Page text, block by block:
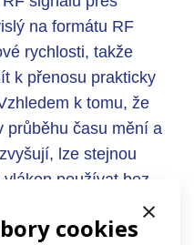
×
cookies
na formátu RF
rychlosti, takže
k přenosu prakticky
k tomu, že
průběhu času mění a
lze stejnou
používat bez
distribuovat různé